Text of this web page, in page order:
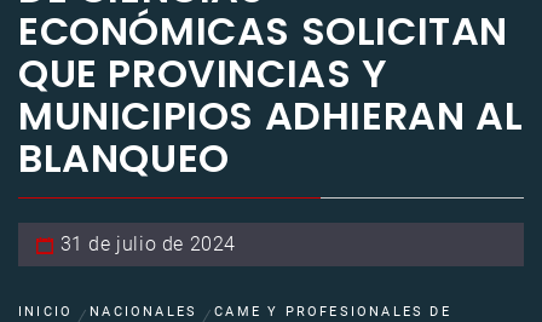
ECONÓMICAS SOLICITAN
QUE PROVINCIAS Y
MUNICIPIOS ADHIERAN AL
BLANQUEO
31 de julio de 2024
INICIO NACIONALES
CAME Y PROFESIONALES DE